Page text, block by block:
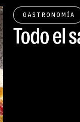
GASTRONOMÍA
Todo el